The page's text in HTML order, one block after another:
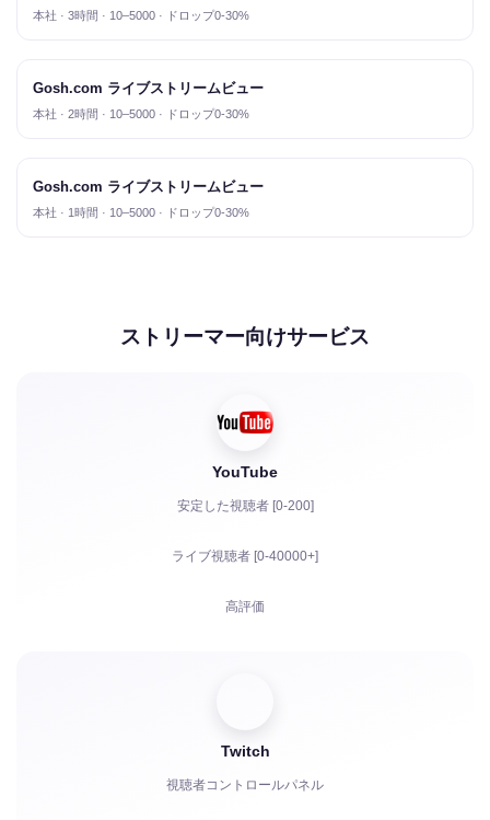
本社 · 3時間 · 10–5000 · ドロップ0-30%
Gosh.com ライブストリームビュー
本社 · 2時間 · 10–5000 · ドロップ0-30%
Gosh.com ライブストリームビュー
本社 · 1時間 · 10–5000 · ドロップ0-30%
ストリーマー向けサービス
YouTube
安定した視聴者 [0-200]
ライブ視聴者 [0-40000+]
高評価
YouTubeの視聴時間
Twitch
視聴者コントロールパネル